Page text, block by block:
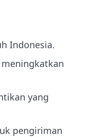
Indonesia.
yang
pengiriman